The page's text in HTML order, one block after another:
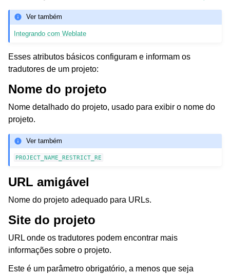
Ver também
Integrando com Weblate
Esses atributos básicos configuram e informam os
tradutores de um projeto:
Nome do projeto
Nome detalhado do projeto, usado para exibir o nome do
projeto.
Ver também
PROJECT_NAME_RESTRICT_RE
URL amigável
Nome do projeto adequado para URLs.
Site do projeto
URL onde os tradutores podem encontrar mais
informações sobre o projeto.
Este é um parâmetro obrigatório, a menos que seja